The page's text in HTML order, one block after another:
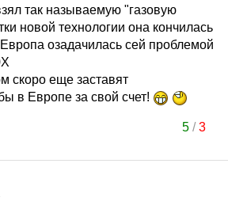
так называемую "газовую
новой технологии она кончилась
озадачилась сей проблемой
скоро еще заставят
в Европе за свой счет!
5/3